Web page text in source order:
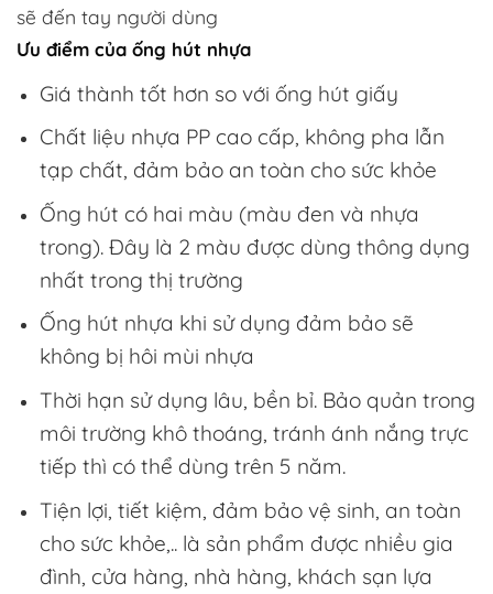
sẽ đến tay người dùng
Ưu điểm của ống hút nhựa
Giá thành tốt hơn so với ống hút giấy
Chất liệu nhựa PP cao cấp, không pha lẫn
tạp chất, đảm bảo an toàn cho sức khỏe
Ống hút có hai màu (màu đen và nhựa
trong). Đây là 2 màu được dùng thông dụng
nhất trong thị trường
Ống hút nhựa khi sử dụng đảm bảo sẽ
không bị hôi mùi nhựa
Thời hạn sử dụng lâu, bền bỉ. Bảo quản trong
môi trường khô thoáng, tránh ánh nắng trực
tiếp thì có thể dùng trên 5 năm.
Tiện lợi, tiết kiệm, đảm bảo vệ sinh, an toàn
cho sức khỏe,.. là sản phẩm được nhiều gia
đình, cửa hàng, nhà hàng, khách sạn lựa